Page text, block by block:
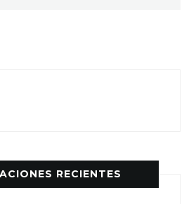
RECIENTES